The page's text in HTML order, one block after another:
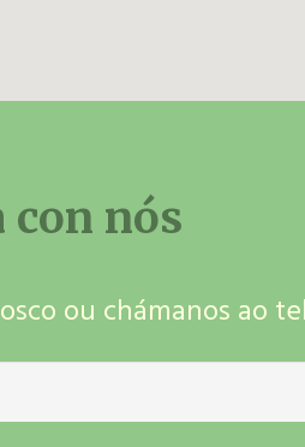
con nós
ou chámanos ao